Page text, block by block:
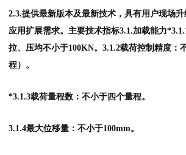
2.3.提供最新版本及最新技术，具有用户现场
应用扩展需求。主要技术指标3.1.加载能力
拉、压均不小于100KN。3.1.2载荷控制精度：
程）。
*3.1.3载荷量程数：不小于四个量程。
3.1.4最大位移量：不小于100mm。